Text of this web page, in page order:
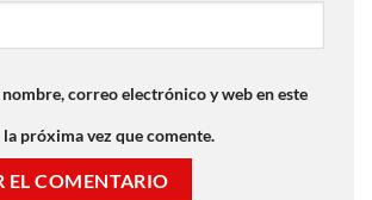
correo electrónico y web en este
próxima vez que comente.